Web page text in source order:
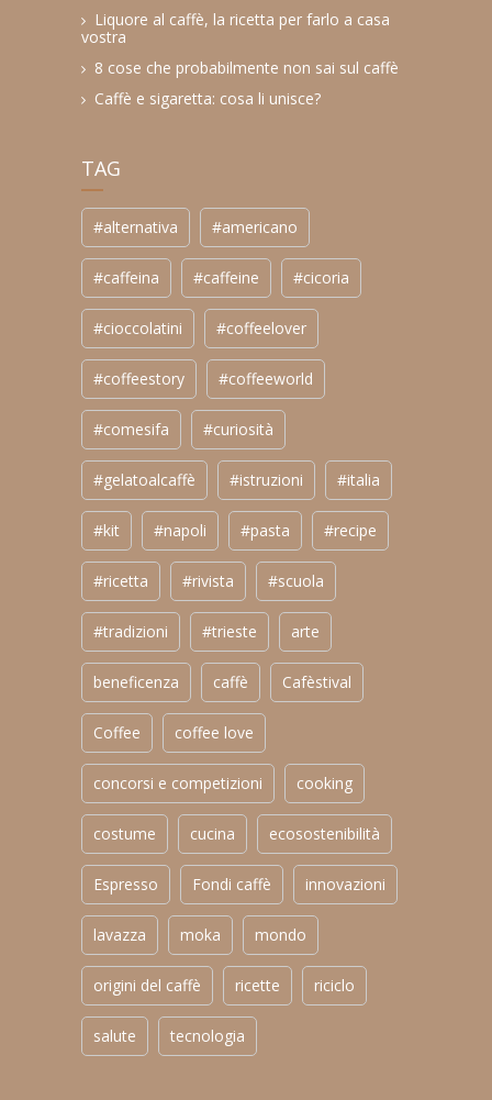
Liquore al caffè, la ricetta per farlo a casa
vostra
8 cose che probabilmente non sai sul caffè
Caffè e sigaretta: cosa li unisce?
TAG
#alternativa #americano
#caffeina #caffeine #cicoria
#cioccolatini #coffeelover
#coffeestory #coffeeworld
#comesifa #curiosità
#gelatoalcaffè #istruzioni #italia
#kit #napoli #pasta #recipe
#ricetta #rivista #scuola
#tradizioni #trieste arte
beneficenza caffè Cafèstival
Coffee coffee love
concorsi e competizioni cooking
costume cucina ecosostenibilità
Espresso Fondi caffè innovazioni
lavazza moka mondo
origini del caffè ricette riciclo
salute tecnologia